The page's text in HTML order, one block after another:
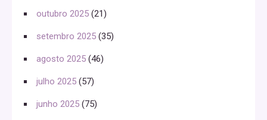
outubro 2025 (21)
setembro 2025 (35)
agosto 2025 (46)
julho 2025 (57)
junho 2025 (75)